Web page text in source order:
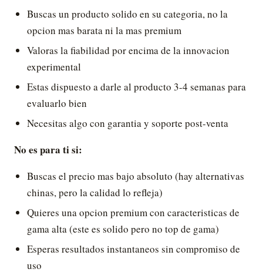
Buscas un producto solido en su categoria, no la
opcion mas barata ni la mas premium
Valoras la fiabilidad por encima de la innovacion
experimental
Estas dispuesto a darle al producto 3-4 semanas para
evaluarlo bien
Necesitas algo con garantia y soporte post-venta
No es para ti si:
Buscas el precio mas bajo absoluto (hay alternativas
chinas, pero la calidad lo refleja)
Quieres una opcion premium con caracteristicas de
gama alta (este es solido pero no top de gama)
Esperas resultados instantaneos sin compromiso de
uso